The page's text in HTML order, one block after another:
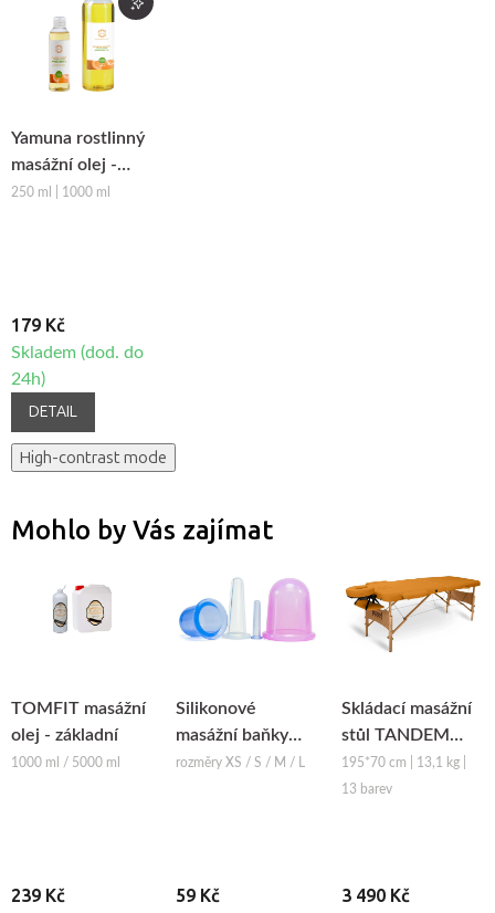
Yamuna rostlinný
masážní olej -
Pomeranč-
250 ml | 1000 ml
179 Kč
Skladem (dod. do
24h)
DETAIL
High-contrast mode
Mohlo by Vás zajímat
TOMFIT masážní
olej - základní
1000 ml / 5000 ml
239 Kč
Silikonové
masážní baňky
Fabulo Bell
rozměry XS / S / M / L
59 Kč
Skládací masážní
stůl TANDEM
Basic-2
195*70 cm | 13,1 kg |
13 barev
3 490 Kč